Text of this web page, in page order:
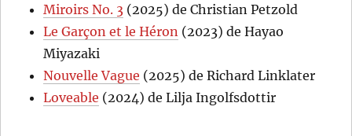
Miroirs No. 3 (2025) de Christian Petzold
Le Garçon et le Héron (2023) de Hayao
Miyazaki
Nouvelle Vague (2025) de Richard Linklater
Loveable (2024) de Lilja Ingolfsdottir